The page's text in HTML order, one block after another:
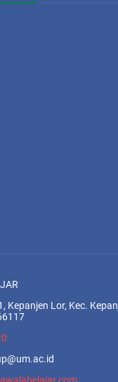
Kepanjen Lor, Kec.